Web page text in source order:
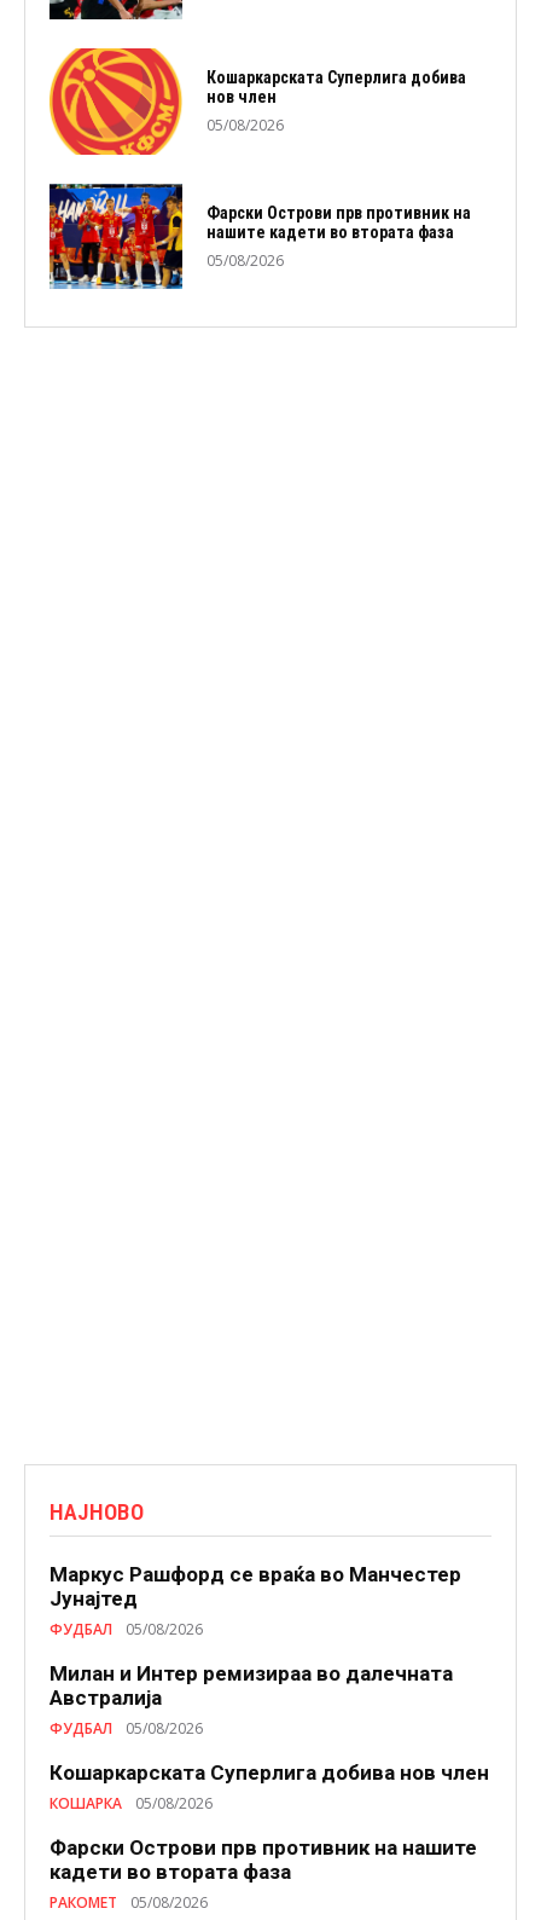
Кошаркарската Суперлига добива
нов член
05/08/2026
Фарски Острови прв противник на
нашите кадети во втората фаза
05/08/2026
НАЈНОВО
Маркус Рашфорд се враќа во Манчестер
Јунајтед
ФУДБАЛ 05/08/2026
Милан и Интер ремизираа во далечната
Австралија
ФУДБАЛ 05/08/2026
Кошаркарската Суперлига добива нов член
КОШАРКА 05/08/2026
Фарски Острови прв противник на нашите
кадети во втората фаза
РАКОМЕТ 05/08/2026